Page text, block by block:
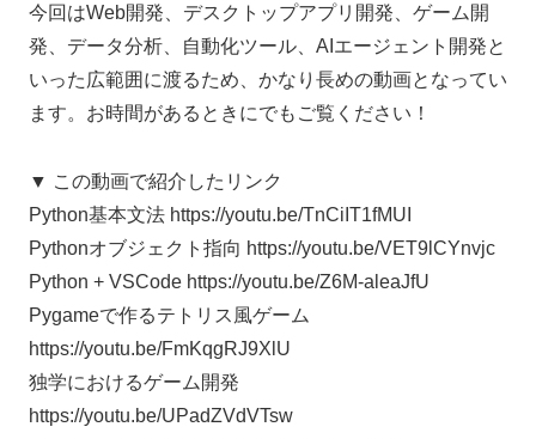
今回はWeb開発、デスクトップアプリ開発、ゲーム開
発、データ分析、自動化ツール、AIエージェント開発と
いった広範囲に渡るため、かなり長めの動画となってい
ます。お時間があるときにでもご覧ください！
▼ この動画で紹介したリンク
Python基本文法 https://youtu.be/TnCiIT1fMUI
Pythonオブジェクト指向 https://youtu.be/VET9lCYnvjc
Python + VSCode https://youtu.be/Z6M-aleaJfU
Pygameで作るテトリス風ゲーム
https://youtu.be/FmKqgRJ9XlU
独学におけるゲーム開発
https://youtu.be/UPadZVdVTsw